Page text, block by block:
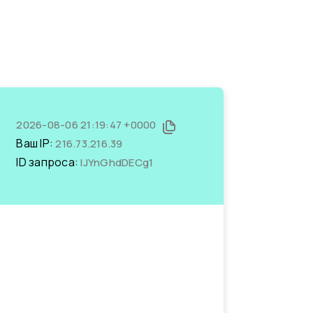
2026-08-06 21:19:47 +0000
Ваш IP:216.73.216.39
ID запроса:lJYnGhdDECg1